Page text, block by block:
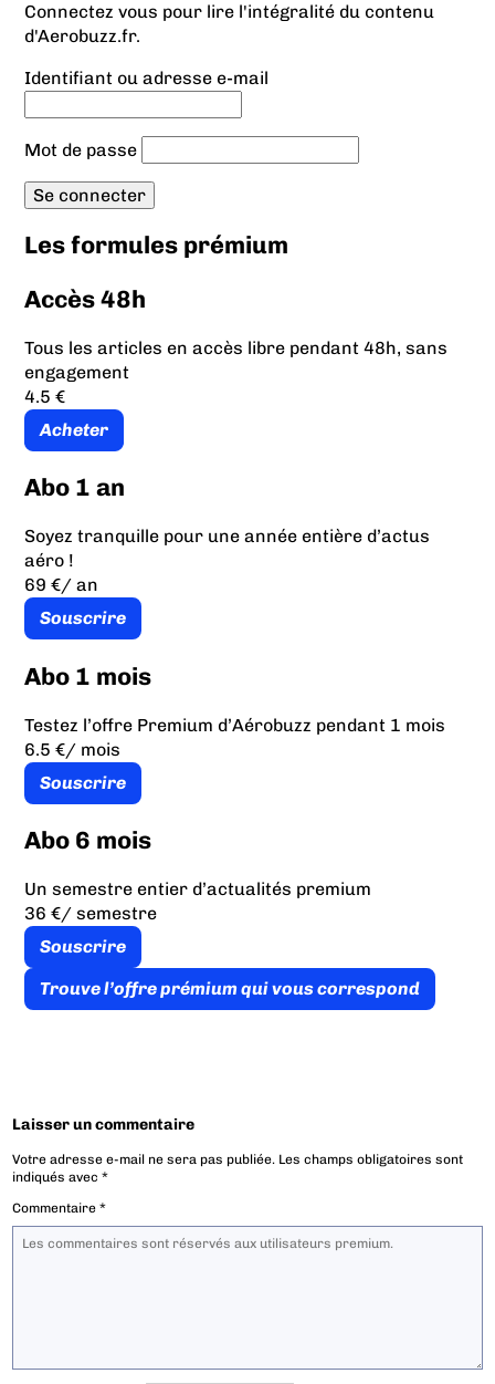
Connectez vous pour lire l'intégralité du contenu
d'Aerobuzz.fr.
Identifiant ou adresse e-mail
Mot de passe
Les formules prémium
Accès 48h
Tous les articles en accès libre pendant 48h, sans
engagement
4.5 €
Acheter
Abo 1 an
Soyez tranquille pour une année entière d’actus
aéro !
69 €/ an
Souscrire
Abo 1 mois
Testez l’offre Premium d’Aérobuzz pendant 1 mois
6.5 €/ mois
Souscrire
Abo 6 mois
Un semestre entier d’actualités premium
36 €/ semestre
Souscrire
Trouve l’offre prémium qui vous correspond
Laisser un commentaire
Votre adresse e-mail ne sera pas publiée. Les champs obligatoires sont
indiqués avec*
Commentaire*